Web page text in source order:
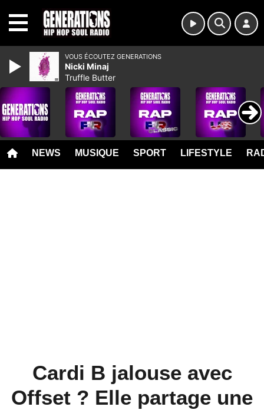
NEWS MUSIQUE SPORT LIFESTYLE
Cardi B jalouse avec
Offset ? Elle partage une
VOUS ÉCOUTEZ GENERATIONS
Nicki Minaj
Truffle Butter